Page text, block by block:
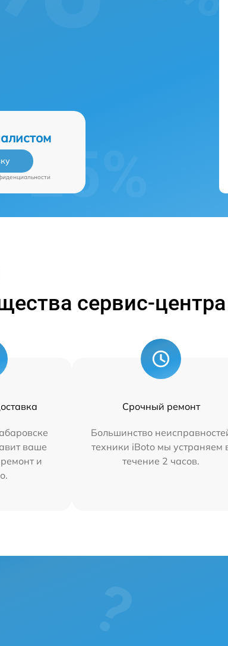
сервис-центра
ваше
и
Срочный ремонт
Большинство
техники iBoto мы устраняем
течение 2 часов.